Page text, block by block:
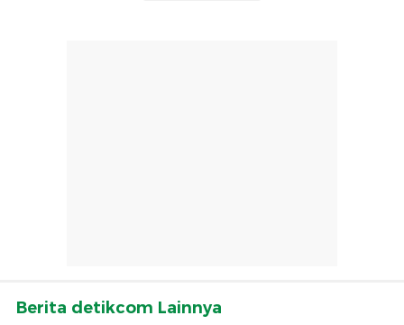
Berita detikcom Lainnya